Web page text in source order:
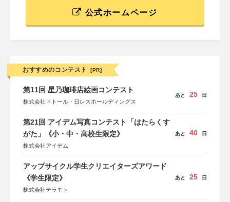
公式ホームページ
おすすめのコンテスト [PR]
第11回 星乃珈琲店絵画コンテスト
株式会社ドトール・日レスホールディングス
あと 25 日
第21回 アイデム写真コンテスト「はたらくす
がた」《小・中・高校生限定》
株式会社アイデム
あと 40 日
アップサイクル学生クリエイターズアワード
《学生限定》
株式会社テラモト
あと 25 日